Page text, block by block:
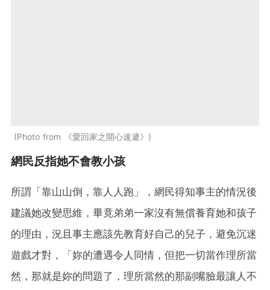
Photo from 《愛回家之開心速遞》
網民反指她不會教小孩
所謂「靠山山倒，靠人人跑」，網民得知事主的情況後
建議她改變思維，畢竟弟弟一家沒有無償養育她和孩子
的理由，況且事主應該先教育好自己的兒子，避免沉迷
遊戲才對，「妳的遭遇令人同情，但把一切當作理所當
然，那就是妳的問題了，理所當然的那副嘴臉最讓人不